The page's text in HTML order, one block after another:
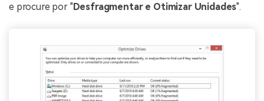
e procure por "Desfragmentar e Otimizar Unidades".